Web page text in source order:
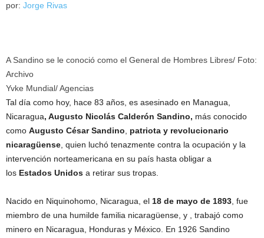
por: Jorge Rivas
A Sandino se le conoció como el General de Hombres Libres/ Foto:
Archivo
Yvke Mundial/ Agencias
Tal día como hoy, hace 83 años, es asesinado en Managua,
Nicaragua, Augusto Nicolás Calderón Sandino, más conocido
como Augusto César Sandino
patriota y revolucionario
nicaragüense , quien luchó tenazmente contra la ocupación y la
intervención norteamericana en su país hasta obligar a
los Estados Unidos a retirar sus tropas.
Nacido en Niquinohomo, Nicaragua, el 18 de mayo de 1893 , fue
miembro de una humilde familia nicaragüense, y , trabajó como
minero en Nicaragua, Honduras y México. En 1926 Sandino